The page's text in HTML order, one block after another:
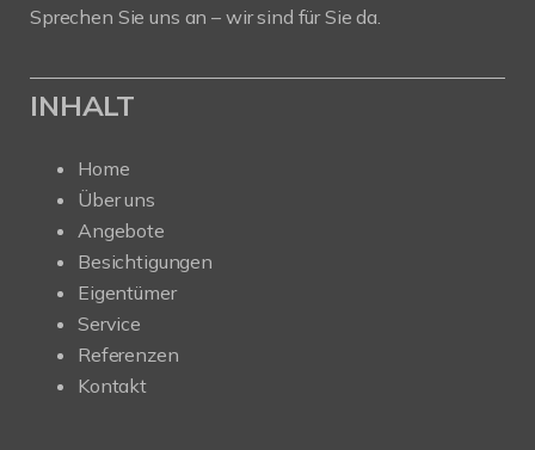
Sprechen Sie uns an – wir sind für Sie da.
INHALT
Home
Über uns
Angebote
Besichtigungen
Eigentümer
Service
Referenzen
Kontakt